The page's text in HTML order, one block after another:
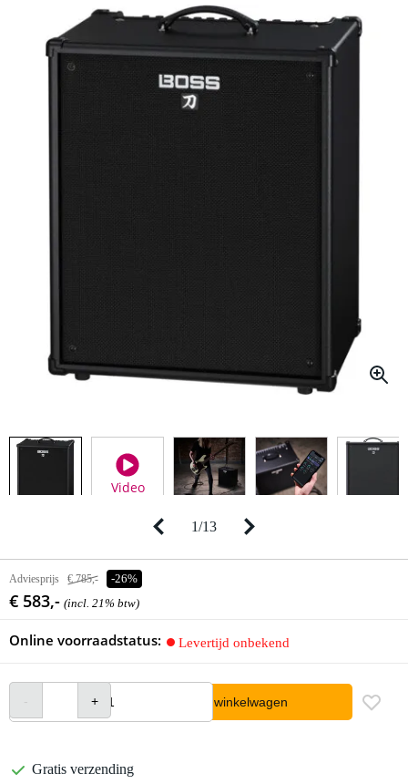
Video
1/13
Adviesprijs € 785,- -26%
€ 583,- (incl. 21% btw)
Online voorraadstatus: Levertijd onbekend
In winkelwagen
Gratis verzending